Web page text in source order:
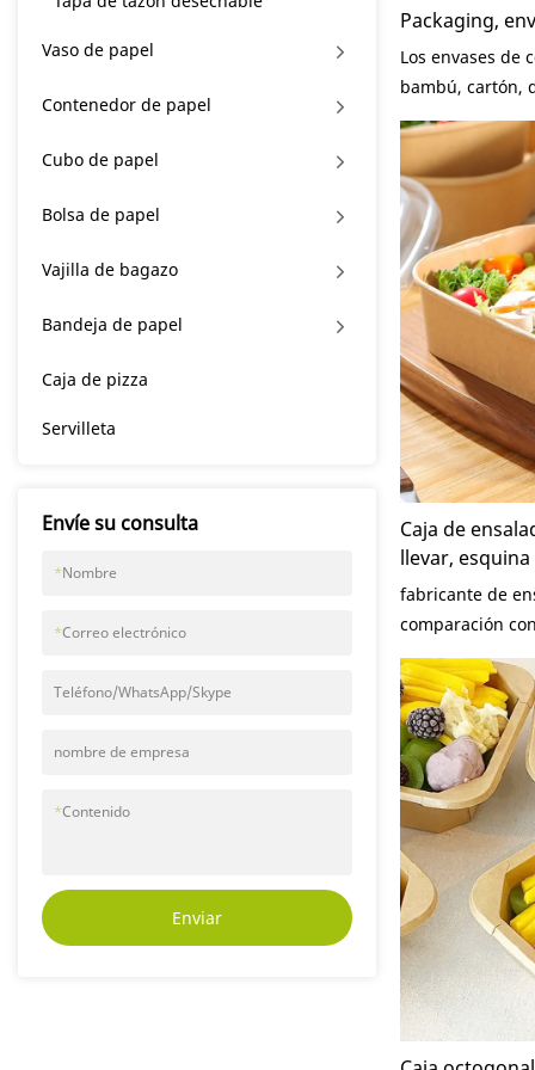
Vaso de papel
Contenedor de papel
Cubo de papel
Bolsa de papel
Vajilla de bagazo
Bandeja de papel
Caja de pizza
Servilleta
Envíe su consulta
*Nombre
*Correo electrónico
Teléfono/WhatsApp/Skype
nombre de empresa
*Contenido
Enviar
Packaging,
para
ensaladera
Los envases de
bambú, cartón,
ensaladas,
alto volumen
empresas a
establecer y
modo que las
fuerte
Además, el
combinación
La tecnología
demanda del
Caja de
llevar,
reciclable, de
desechable,
fabricante de
comparación
mercado, tiene
sobresalientes
calidad,
buena
Packaging
anteriores y
de papel se
necesidades.